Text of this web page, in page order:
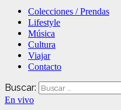
Colecciones / Prendas
Lifestyle
Música
Cultura
Viajar
Contacto
Buscar:
En vivo